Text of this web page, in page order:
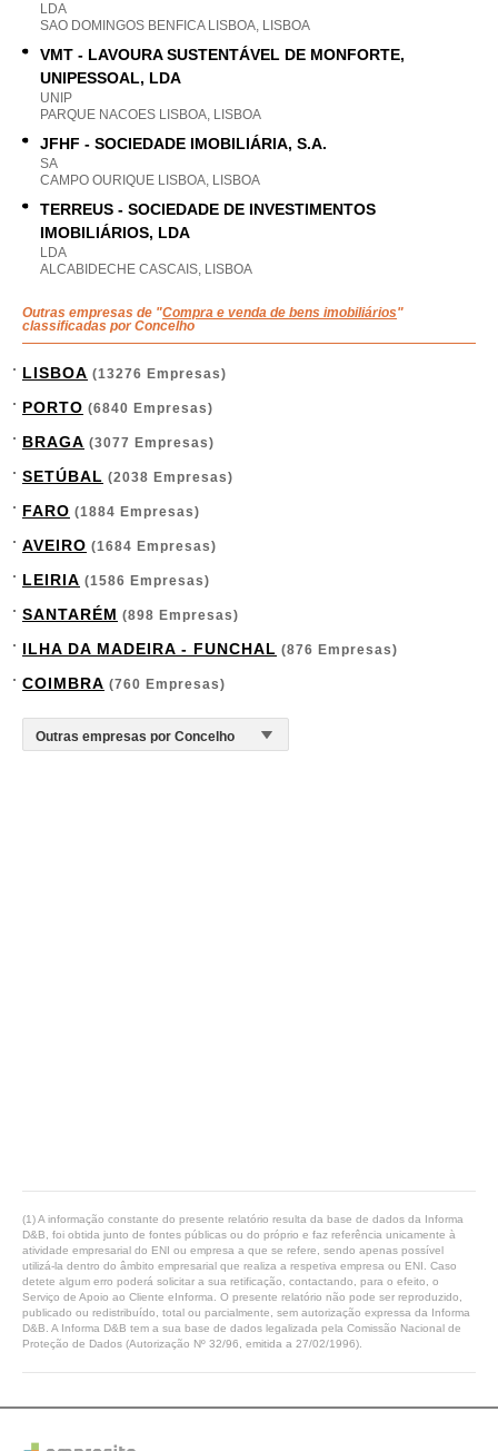
LDA
SAO DOMINGOS BENFICA LISBOA, LISBOA
VMT - LAVOURA SUSTENTÁVEL DE MONFORTE,
UNIPESSOAL, LDA
UNIP
PARQUE NACOES LISBOA, LISBOA
JFHF - SOCIEDADE IMOBILIÁRIA, S.A.
SA
CAMPO OURIQUE LISBOA, LISBOA
TERREUS - SOCIEDADE DE INVESTIMENTOS
IMOBILIÁRIOS, LDA
LDA
ALCABIDECHE CASCAIS, LISBOA
Outras empresas de "Compra e venda de bens imobiliários"
classificadas por Concelho
LISBOA (13276 Empresas)
PORTO (6840 Empresas)
BRAGA (3077 Empresas)
SETÚBAL (2038 Empresas)
FARO (1884 Empresas)
AVEIRO (1684 Empresas)
LEIRIA (1586 Empresas)
SANTARÉM (898 Empresas)
ILHA DA MADEIRA - FUNCHAL (876 Empresas)
COIMBRA (760 Empresas)
(1) A informação constante do presente relatório resulta da base de dados da Informa
D&B, foi obtida junto de fontes públicas ou do próprio e faz referência unicamente à
atividade empresarial do ENI ou empresa a que se refere, sendo apenas possível
utilizá-la dentro do âmbito empresarial que realiza a respetiva empresa ou ENI. Caso
detete algum erro poderá solicitar a sua retificação, contactando, para o efeito, o
Serviço de Apoio ao Cliente eInforma. O presente relatório não pode ser reproduzido,
publicado ou redistribuído, total ou parcialmente, sem autorização expressa da Informa
D&B. A Informa D&B tem a sua base de dados legalizada pela Comissão Nacional de
Proteção de Dados (Autorização Nº 32/96, emitida a 27/02/1996).